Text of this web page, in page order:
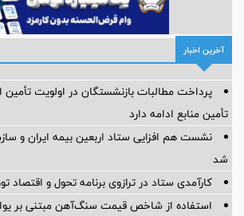
آخرین اخبار
پرداخت مطالبات بازنشستگان در اولویت تأمین
تأمین منابع ادامه دارد
نشست هم افزایی ستاد اربعین بیمه ایران و
شد
کارآمدی ستاد در ترازوی برنامه تحول و اقتصاد
استفاده از شاخص قیمت سنگ‌آهن مبتنی بر